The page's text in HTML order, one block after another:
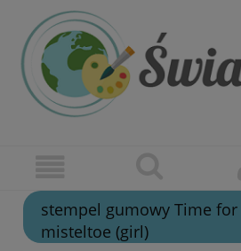
stempel gumowy Time
misteltoe (girl)